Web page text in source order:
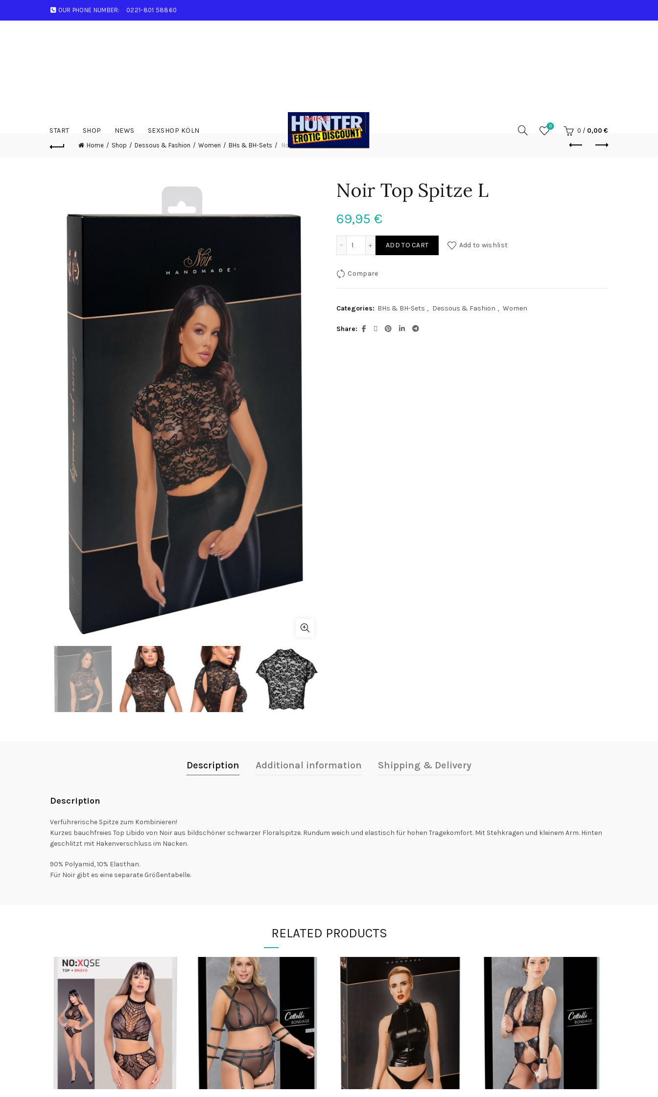
OUR PHONE NUMBER: 0221-801 58860
START SHOP NEWS SEXSHOP KÖLN
0
0 / 0,00 €
Home Shop Dessous & Fashion Women BHs & BH-Sets Noir Top Spitze L
Noir Top Spitze L
69,95 €
ADD TO CART Add to wishlist
Compare
Categories: BHs & BH-Sets , Dessous & Fashion , Women
Share
Description Additional information Shipping & Delivery
Description
Verführerische Spitze zum Kombinieren!
Kurzes bauchfreies Top Libido von Noir aus bildschöner schwarzer Floralspitze. Rundum weich und elastisch für hohen Tragekomfort. Mit Stehkragen und kleinem Arm. Hinten
geschlitzt mit Hakenverschluss im Nacken.
90% Polyamid, 10% Elasthan.
Für Noir gibt es eine separate Größentabelle.
RELATED PRODUCTS